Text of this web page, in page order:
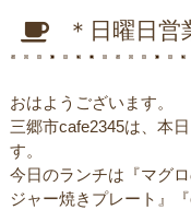
＊日曜日
おはようございます。
三郷市cafe2345は、本
す。
今日のランチは『マグ
ジャー焼きプレート』『